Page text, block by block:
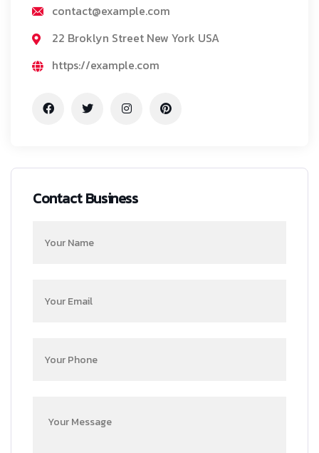
contact@example.com
22 Broklyn Street New York USA
https://example.com
Contact Business